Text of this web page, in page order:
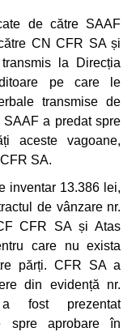
de către SAAF
CN CFR SA și
la Direcția
pe care le
transmise de
a predat spre
aceste vagoane,
SA.
inventar 13.386 lei,
de vânzare nr.
CFR SA și Atas
care nu exista
părți. CFR SA a
din evidență nr.
a fost prezentat
spre aprobare în